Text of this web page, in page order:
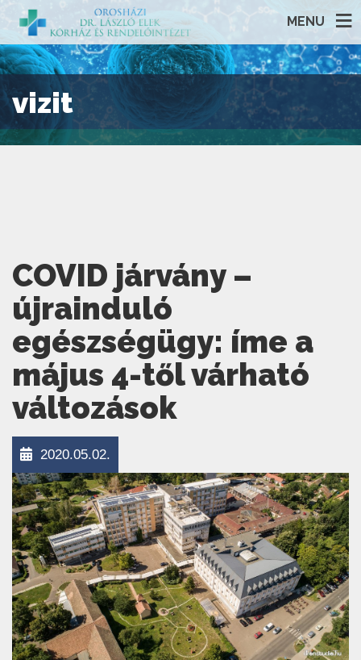
MENU
vizit
COVID járvány –
újrainduló
egészségügy: íme a
május 4-től várható
változások
2020.05.02.